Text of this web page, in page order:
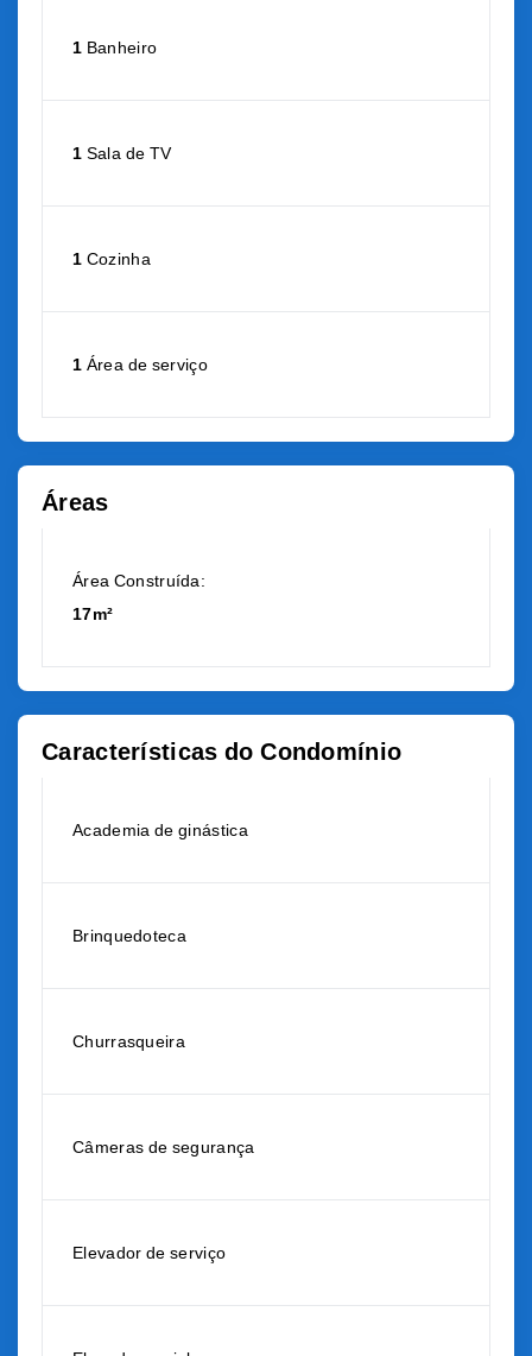
1 Banheiro
1 Sala de TV
1 Cozinha
1 Área de serviço
Áreas
Área Construída:
17m²
Características do Condomínio
Academia de ginástica
Brinquedoteca
Churrasqueira
Câmeras de segurança
Elevador de serviço